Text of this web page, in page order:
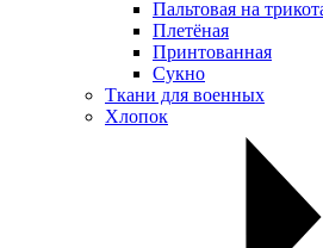
Пальтовая на
Плетёная
Принтованная
Сукно
Ткани для военных
Хлопок